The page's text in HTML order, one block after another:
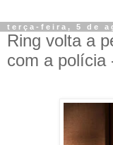
terça-feira, 5 de
Ring volta a
com a polícia